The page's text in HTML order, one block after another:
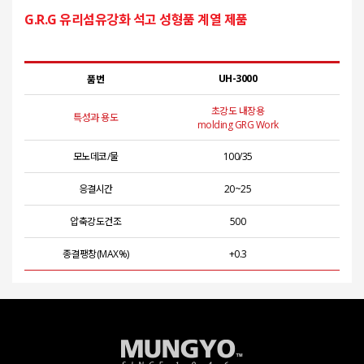
G.R.G 유리섬유강화 석고 성형품 계열 제품
품번 UH-3000
특성과 용도
초강도 내장용
molding GRG Work
모노데코/물 100/35
응결시간 20~25
압축강도건조 500
종결팽창(MAX%) +0.3